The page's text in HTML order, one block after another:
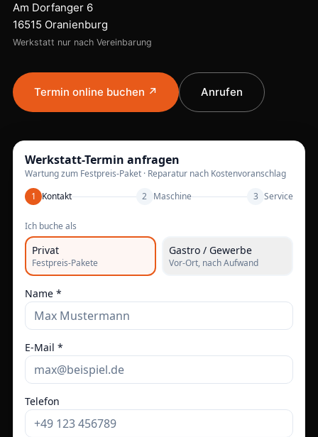
Am Dorfanger 6
16515 Oranienburg
Werkstatt nur nach Vereinbarung
Termin online buchen ↗ Anrufen